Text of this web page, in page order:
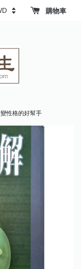
購物車
性格的好幫手